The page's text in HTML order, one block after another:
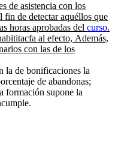
de asistencia con los
de detectar aquéllos que
horas aprobadas del curso.
al efecto, Además,
con las de los
la de bonificaciones la
de abandonas;
formación supone la